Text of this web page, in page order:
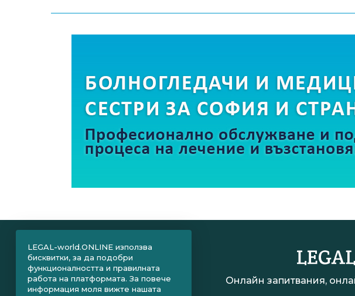
Онлайн запитвания,
LEGAL-world.ONLINE използва
бисквитки, за да подобри
функционалността и правилната
работа на платформата. За повече
информация моля вижте нашата